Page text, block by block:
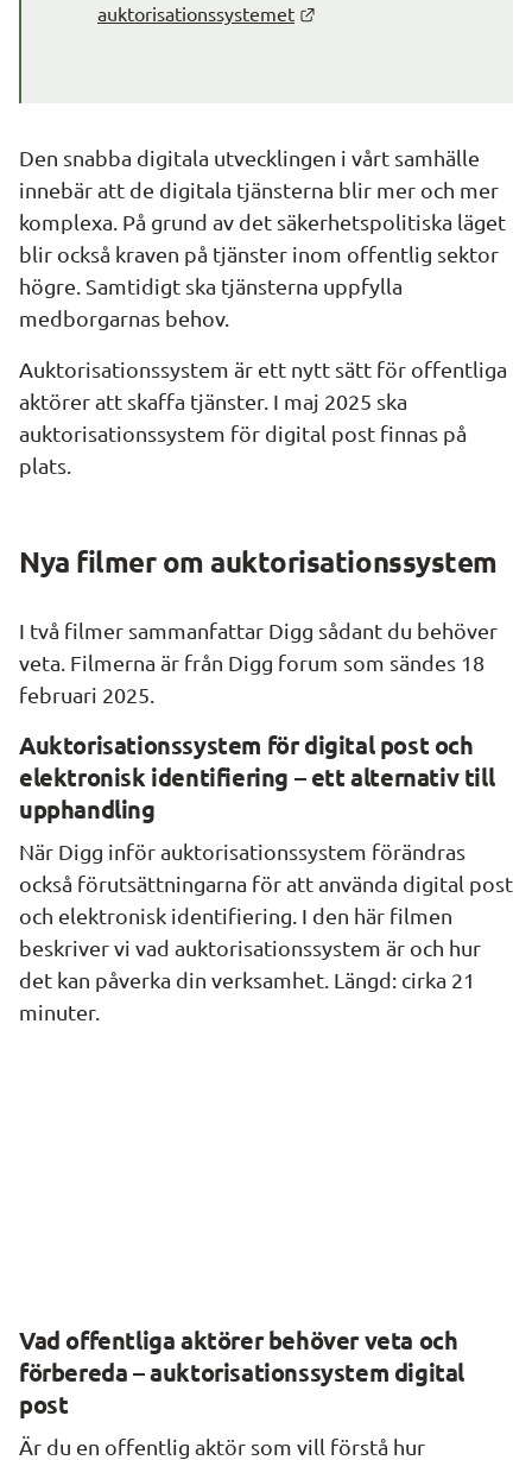
auktorisationssystemet
Den snabba digitala utvecklingen i vårt samhälle
innebär att de digitala tjänsterna blir mer och mer
komplexa. På grund av det säkerhetspolitiska läget
blir också kraven på tjänster inom offentlig sektor
högre. Samtidigt ska tjänsterna uppfylla
medborgarnas behov.
Auktorisationssystem är ett nytt sätt för offentliga
aktörer att skaffa tjänster. I maj 2025 ska
auktorisationssystem för digital post finnas på
plats.
Nya filmer om auktorisationssystem
I två filmer sammanfattar Digg sådant du behöver
veta. Filmerna är från Digg forum som sändes 18
februari 2025.
Auktorisationssystem för digital post och
elektronisk identifiering – ett alternativ till
upphandling
När Digg inför auktorisationssystem förändras
också förutsättningarna för att använda digital post
och elektronisk identifiering. I den här filmen
beskriver vi vad auktorisationssystem är och hur
det kan påverka din verksamhet. Längd: cirka 21
minuter.
Vad offentliga aktörer behöver veta och
förbereda – auktorisationssystem digital
post
Är du en offentlig aktör som vill förstå hur